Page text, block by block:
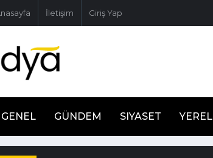
İletişim Giriş Yap
GENEL GÜNDEM SIYASET